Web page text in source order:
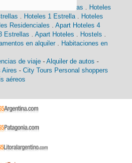
Hoteles 4 Estrellas . Hoteles
. Hoteles 1 Estrella. Hoteles
Residenciales . Apart Hoteles 4
Estrellas . Apart Hoteles . Hostels .
en alquiler . Habitaciones en
de viaje - Alquiler de autos -
Aires - City Tours Personal shoppers
aéreos